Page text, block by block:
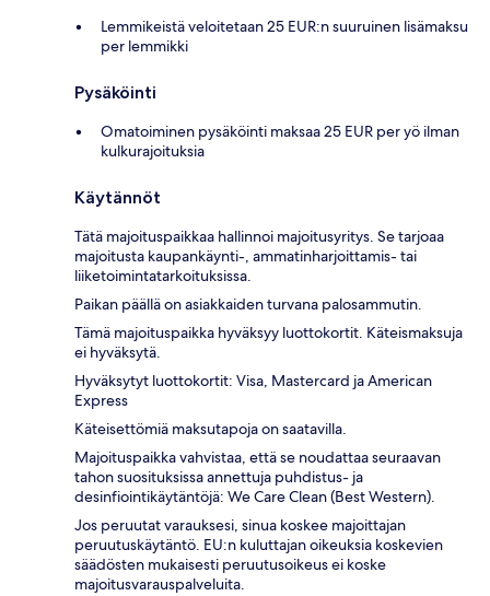
Lemmikeistä veloitetaan 25 EUR:n suuruinen lisämaksu
per lemmikki
Pysäköinti
Omatoiminen pysäköinti maksaa 25 EUR per yö ilman
kulkurajoituksia
Käytännöt
Tätä majoituspaikkaa hallinnoi majoitusyritys. Se tarjoaa
majoitusta kaupankäynti-, ammatinharjoittamis- tai
liiketoimintatarkoituksissa.
Paikan päällä on asiakkaiden turvana palosammutin.
Tämä majoituspaikka hyväksyy luottokortit. Käteismaksuja
ei hyväksytä.
Hyväksytyt luottokortit: Visa, Mastercard ja American
Express
Käteisettömiä maksutapoja on saatavilla.
Majoituspaikka vahvistaa, että se noudattaa seuraavan
tahon suosituksissa annettuja puhdistus- ja
desinfiointikäytäntöjä: We Care Clean (Best Western).
Jos peruutat varauksesi, sinua koskee majoittajan
peruutuskäytäntö. EU:n kuluttajan oikeuksia koskevien
säädösten mukaisesti peruutusoikeus ei koske
majoitusvarauspalveluita.